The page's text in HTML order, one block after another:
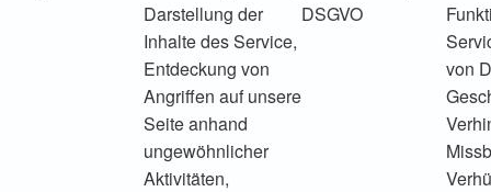
Darstellung der
Inhalte des Service,
Entdeckung von
Angriffen auf unsere
Seite anhand
ungewöhnlicher
Aktivitäten,
DSGVO
von